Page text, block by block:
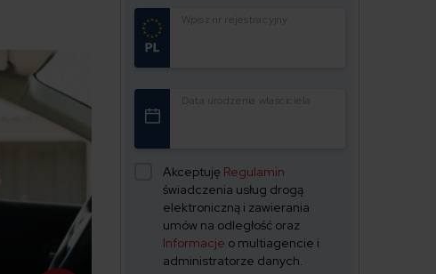
Wpisz nr rejestracyjny
Data urodzenia właściciela
Akceptuję Regulamin
świadczenia usług drogą
elektroniczną i zawierania
umów na odległość oraz
Informacje o multiagencie i
administratorze danych.